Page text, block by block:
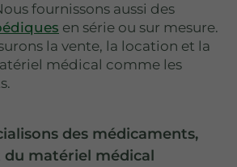
fournissons aussi des
en série ou sur mesure.
la vente, la location et la
médical comme les
des médicaments,
du matériel médical